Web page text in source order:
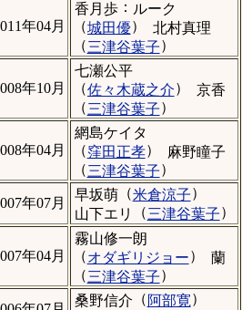
年04月
香月歩： ルーク
（城田優）
北村真理
（三津谷葉子）
年10月
七瀬公平
（佐々木蔵之介）
京香
（三津谷葉子）
年04月
網島ケイタ
（窪田正孝）
麻野瞳子
（三津谷葉子）
年07月
早坂萌（米倉涼子）
山下エリ
（三津谷葉子）
年04月
霧山修一朗
（オダギリジョー）
蘭
（三津谷葉子）
桑野信介 （ 阿部寛）